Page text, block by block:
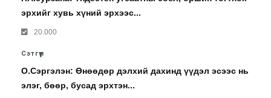
эрхийг хувь хүний эрхээс...
20.000
Сэтгүүл
О.Сэргэлэн: Өнөөдөр дэлхий дахинд үүдэл эсээс нь
элэг, бөөр, бусад эрхтэн...